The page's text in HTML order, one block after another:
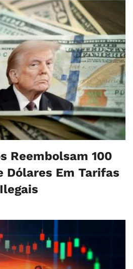
Reembolsam 100
Dólares Em Tarifas